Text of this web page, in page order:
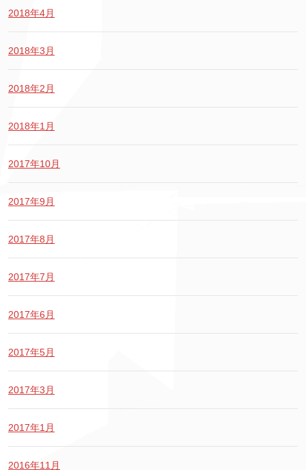
2018年4月
2018年3月
2018年2月
2018年1月
2017年10月
2017年9月
2017年8月
2017年7月
2017年6月
2017年5月
2017年3月
2017年1月
2016年11月